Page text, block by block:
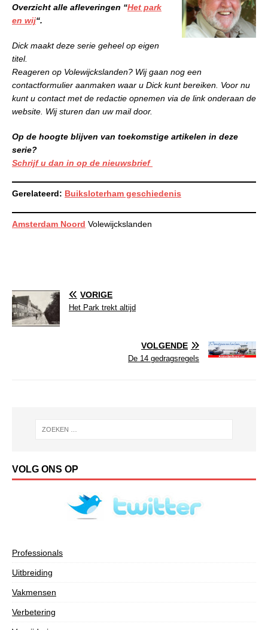
Overzicht alle afleveringen “Het park
en wij“.
Dick maakt deze serie geheel op eigen
titel.
Reageren op Volewijckslanden? Wij gaan nog een
contactformulier aanmaken waar u Dick kunt bereiken. Voor nu
kunt u contact met de redactie opnemen via de link onderaan de
website. Wij sturen dan uw mail door.
Op de hoogte blijven van toekomstige artikelen in deze
serie?
Schrijf u dan in op de nieuwsbrief
Gerelateerd: Buiksloterham geschiedenis
Amsterdam Noord Volewijckslanden
VORIGE
Het Park trekt altijd
VOLGENDE
De 14 gedragsregels
VOLG ONS OP
Professionals
Uitbreiding
Vakmensen
Verbetering